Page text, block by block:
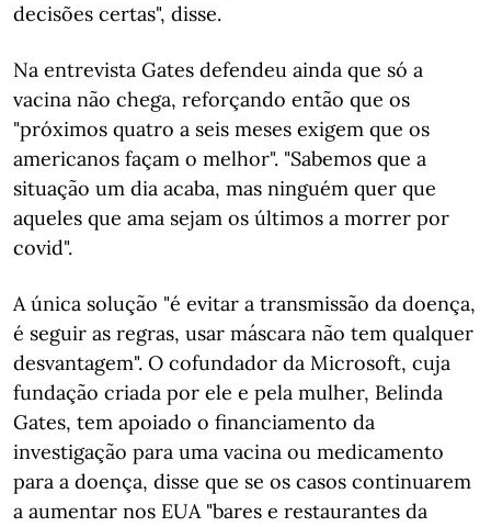
decisões certas", disse.
Na entrevista Gates defendeu ainda que só a
vacina não chega, reforçando então que os
"próximos quatro a seis meses exigem que os
americanos façam o melhor". "Sabemos que a
situação um dia acaba, mas ninguém quer que
aqueles que ama sejam os últimos a morrer por
covid".
A única solução "é evitar a transmissão da doença,
é seguir as regras, usar máscara não tem qualquer
desvantagem". O cofundador da Microsoft, cuja
fundação criada por ele e pela mulher, Belinda
Gates, tem apoiado o financiamento da
investigação para uma vacina ou medicamento
para a doença, disse que se os casos continuarem
a aumentar nos EUA "bares e restaurantes da